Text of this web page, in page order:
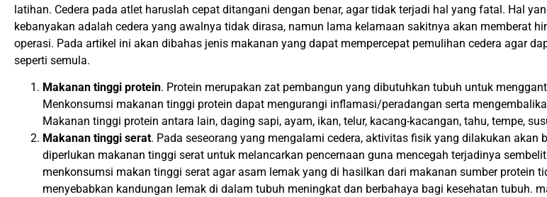
latihan. Cedera pada atlet haruslah cepat ditangani dengan benar, agar tidak terjadi hal yang fatal. Hal
kebanyakan adalah cedera yang awalnya tidak dirasa, namun lama kelamaan sakitnya akan memberat
operasi. Pada artikel ini akan dibahas jenis makanan yang dapat mempercepat pemulihan cedera agar
seperti semula.
Makanan tinggi protein. Protein merupakan zat pembangun yang dibutuhkan tubuh untuk
Menkonsumsi makanan tinggi protein dapat mengurangi inflamasi/peradangan serta
Makanan tinggi protein antara lain, daging sapi, ayam, ikan, telur, kacang-kacangan, tahu, tempe,
Makanan tinggi serat. Pada seseorang yang mengalami cedera, aktivitas fisik yang dilakukan akan
diperlukan makanan tinggi serat untuk melancarkan pencernaan guna mencegah terjadinya
menkonsumsi makan tinggi serat agar asam lemak yang di hasilkan dari makanan sumber protein
menyebabkan kandungan lemak di dalam tubuh meningkat dan berbahaya bagi kesehatan tubuh.